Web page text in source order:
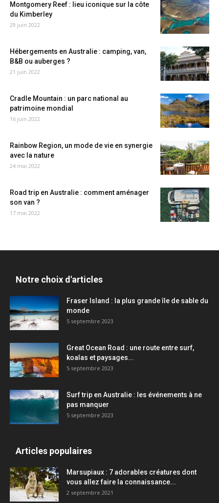
Montgomery Reef : lieu iconique sur la côte
du Kimberley
29 juin 2022
Hébergements en Australie : camping, van,
B&B ou auberges ?
21 juin 2022
Cradle Mountain : un parc national au
patrimoine mondial
16 juin 2022
Rainbow Region, un mode de vie en synergie
avec la nature
24 mai 2022
Road trip en Australie : comment aménager
son van ?
17 mai 2022
Notre choix d'articles
Fraser Island : la plus grande île de sable du
monde
5 septembre 2023
Great Ocean Road : une route entre surf,
koalas et paysages...
5 septembre 2023
Surf trip en Australie : les événements à ne
pas manquer
5 septembre 2023
Articles populaires
Marsupiaux : 7 adorables créatures dont
vous allez faire la connaissance...
2 septembre 2021